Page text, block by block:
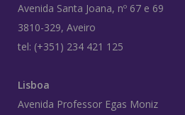
Avenida Santa Joana, nº 67 e 69
3810-329, Aveiro
tel: (+351) 234 421 125
Lisboa
Avenida Professor Egas Moniz